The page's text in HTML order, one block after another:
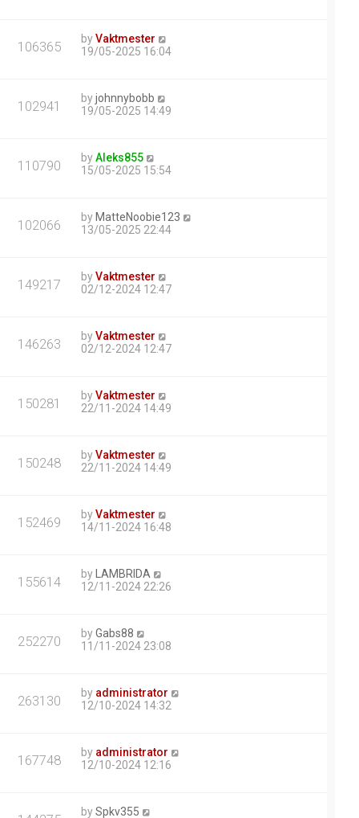
106365 byVaktmester
19/05-2025 16:04
102941 byjohnnybobb
19/05-2025 14:49
110790 byAleks855
15/05-2025 15:54
102066 by MatteNoobie123
13/05-2025 22:44
149217 byVaktmester
02/12-2024 12:47
146263 byVaktmester
02/12-2024 12:47
150281 byVaktmester
22/11-2024 14:49
150248 byVaktmester
22/11-2024 14:49
152469 byVaktmester
14/11-2024 16:48
155614 by
LAMBRIDA
12/11-2024 22:26
252270 byGabs88
11/11-2024 23:08
263130 by administrator
12/10-2024 14:32
167748 by administrator
12/10-2024 12:16
bySpkv355